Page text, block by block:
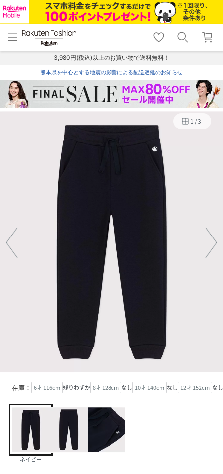
menu home
トップ
shopping_cart lock_outline
ログイン
3,980円(税込)以上のお買い物で送料無料！
熊本県を中心とする地震の影響による配送遅延のお知らせ
1 /3
在庫： 6才 116cm 残りわずか 8才 128cm なし 10才 140cm なし 12才 152cm なし
ネイビー